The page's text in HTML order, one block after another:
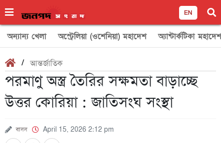
EN
অন্যান্য খেলা অস্ট্রেলিয়া (ওশেনিয়া) মহাদেশ অ্যান্টার্কটিকা মহাদেশ
/আন্তর্জাতিক
পরমাণু অস্ত্র তৈরির সক্ষমতা বাড়াচ্ছে
উত্তর কোরিয়া : জাতিসংঘ সংস্থা
বাসস April 15, 2026 2:12 pm